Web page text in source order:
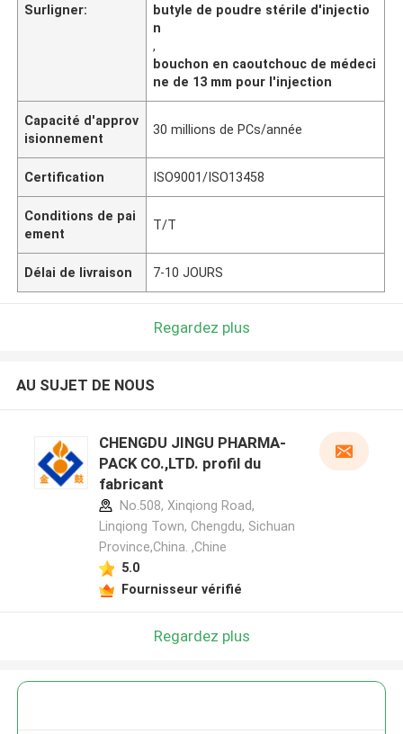
Surligner:
butyle de poudre stérile d'injectio
n
,
bouchon en caoutchouc de médeci
ne de 13 mm pour l'injection
Capacité d'approv
isionnement
30 millions de PCs/année
Certification ISO9001/ISO13458
Conditions de pai
ement
T/T
Délai de livraison 7-10 JOURS
Regardez plus
AU SUJET DE NOUS
CHENGDU JINGU PHARMA-
PACK CO.,LTD. profil du
fabricant
No.508, Xinqiong Road,
Linqiong Town, Chengdu, Sichuan
Province,China. ,Chine
5.0
Fournisseur vérifié
Regardez plus